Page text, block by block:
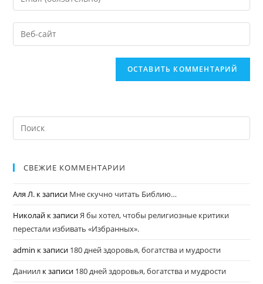
СВЕЖИЕ КОММЕНТАРИИ
Аля Л. к записи Мне скучно читать Библию…
Николай к записиЯ бы хотел, чтобы религиозные критики
перестали избивать «Избранных».
admin к записи 180 дней здоровья, богатства и мудрости
Даниил к записи 180 дней здоровья, богатства и мудрости